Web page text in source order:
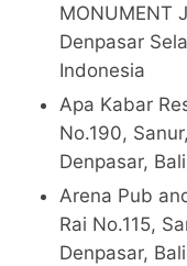
MONUMENT
Denpasar
Indonesia
Apa Kabar
No.190,
Denpasar,
Arena Pub
Rai No.115,
Denpasar,